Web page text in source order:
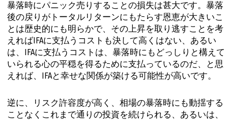
暴落時にパニック売りすることの損失は甚大です。暴落
後の戻りがトータルリターンにもたらす恩恵が大きいこ
とは歴史的にも明らかで、その上昇を取り逃すことを考
えればIFAに支払うコストも決して高くはない、あるい
は、IFAに支払うコストは、暴落時にもどっしりと構えて
いられる心の平穏を得るために支払っているのだ、と思
えれば、IFAと幸せな関係が築ける可能性が高いです。
逆に、リスク許容度が高く、相場の暴落時にも動揺する
ことなくこれまで通りの投資を続けられる、あるいは、